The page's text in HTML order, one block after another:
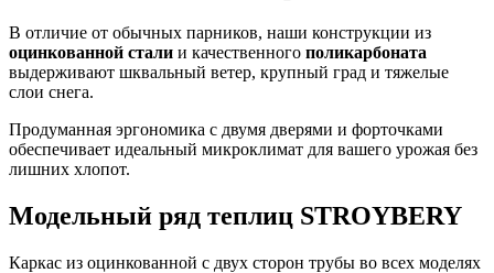
В отличие от обычных парников, наши конструкции из
оцинкованной стали и качественного поликарбоната
выдерживают шквальный ветер, крупный град и тяжелые
слои снега.
Продуманная эргономика с двумя дверями и форточками
обеспечивает идеальный микроклимат для вашего урожая без
лишних хлопот.
Модельный ряд теплиц STROYBERY
Каркас из оцинкованной с двух сторон трубы во всех моделях